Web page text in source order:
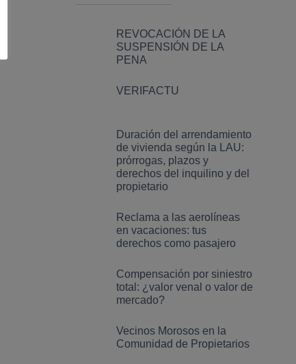
REVOCACIÓN DE LA
SUSPENSIÓN DE LA
PENA
VERIFACTU
Duración del arrendamiento
de vivienda según la LAU:
prórrogas, plazos y
derechos del inquilino y del
propietario
Reclama a las aerolíneas
en vacaciones: tus
derechos como pasajero
Compensación por siniestro
total: ¿valor venal o valor de
mercado?
Vecinos Morosos en la
Comunidad de Propietarios